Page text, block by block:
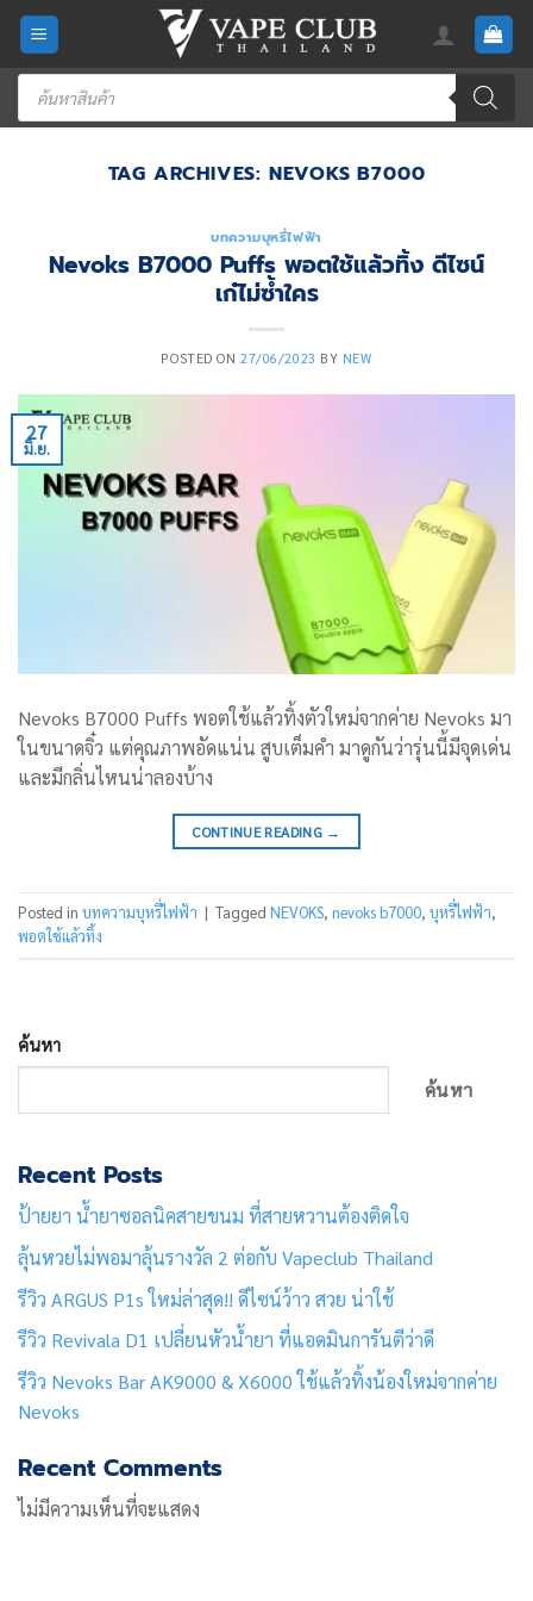
Skip
content
Products
search
TAG ARCHIVES: NEVOKS B7000
บทความบุหรี่ไฟฟ้า
Nevoks B7000 Puffs พอตใช้แล้วทิ้ง ดีไซน์
เก๋ไม่ซ้ำใคร
POSTED ON27/06/2023 BY NEW
27
มิ.ย.
Nevoks B7000 Puffs พอตใช้แล้วทิ้งตัวใหม่จากค่าย Nevoks มา
ในขนาดจิ๋ว แต่คุณภาพอัดแน่น สูบเต็มคำ มาดูกันว่ารุ่นนี้มีจุดเด่น
และมีกลิ่นไหนน่าลองบ้าง
CONTINUE READING →
Posted in บทความบุหรี่ไฟฟ้า | Tagged NEVOKS, nevoks b7000, บุหรี่ไฟฟ้า,
พอตใช้แล้วทิ้ง
ค้นหา
ค้นหา
Recent Posts
ป้ายยา น้ำยาซอลนิคสายขนม ที่สายหวานต้องติดใจ
ลุ้นหวยไม่พอมาลุ้นรางวัล 2 ต่อกับ Vapeclub Thailand
รีวิว ARGUS P1s ใหม่ล่าสุด!! ดีไซน์ว้าว สวย น่าใช้
รีวิว Revivala D1 เปลี่ยนหัวน้ำยา ที่แอดมินการันตีว่าดี
รีวิว Nevoks Bar AK9000 & X6000 ใช้แล้วทิ้งน้องใหม่จากค่าย
Nevoks
Recent Comments
ไม่มีความเห็นที่จะแสดง